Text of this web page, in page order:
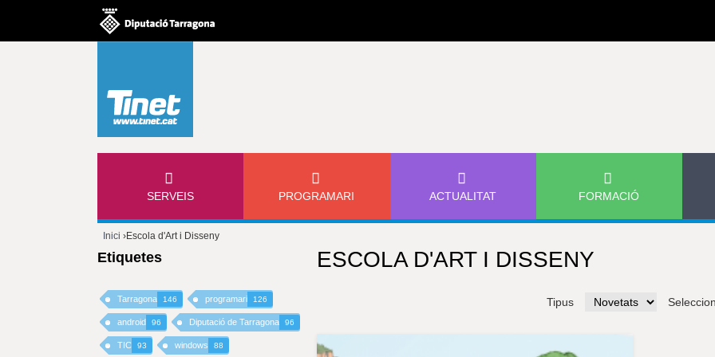
E
N
Ú
P
SERVEIS PROGRAMARI ACTUALITAT FORMACIÓ
Esteu
aquí
Inici ›Escola d'Art i Disseny
ESCOLA D'ART I DISSENY
Tipus
Etiquetes
Tarragona 146 programari 126
android 96 Diputació de Tarragona 96
TIC 93 windows 88